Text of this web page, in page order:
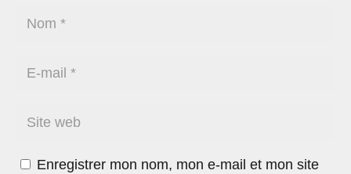
Enregistrer mon nom, mon e-mail et mon site